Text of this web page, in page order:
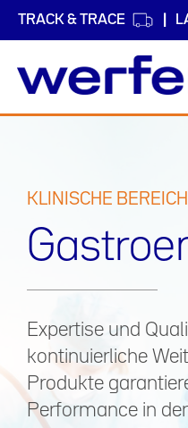
TRACK & TRACE
KLINISCHE
Expertise und
kontinuierliche
Produkte
Performance in